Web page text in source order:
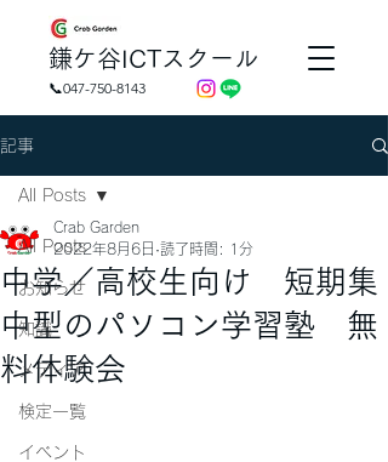
​鎌ケ谷ICTスクール
📞047-750-8143
記事
All Posts
お知らせ
知識
メディア
検定一覧
イベント
All Posts
中学／高校生向け 短期集
中型のパソコン学習塾 無
料体験会
Crab Garden
2022年8月6日 読了時間: 1分